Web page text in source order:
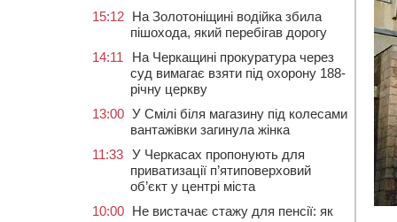
15:12 На Золотоніщині водійка збила
пішохода, який перебігав дорогу
14:11
На Черкащині прокуратура через
суд вимагає взяти під охорону 188-
річну церкву
13:00 У Смілі біля магазину під колесами
вантажівки загинула жінка
11:33 У Черкасах пропонують для
приватизації п’ятиповерховий
об’єкт у центрі міста
10:00 Не вистачає стажу для пенсії: як